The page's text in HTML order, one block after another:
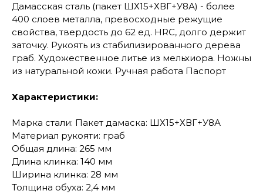
Дамасская сталь (пакет ШХ15+ХВГ+У8А) - более
400 слоев металла, превосходные режущие
свойства, твердость до 62 ед. HRC, долго держит
заточку. Рукоять из стабилизированного дерева
граб. Художественное литье из мельхиора. Ножны
из натуральной кожи. Ручная работа Паспорт
Характеристики:
Марка стали: Пакет дамаска: ШХ15+ХВГ+У8А
Материал рукояти: граб
Общая длина: 265 мм
Длина клинка: 140 мм
Ширина клинка: 28 мм
Толщина обуха: 2,4 мм